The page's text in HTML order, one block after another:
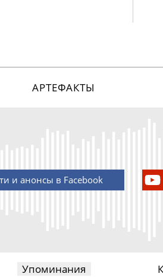
АРТЕФАКТЫ
и анонсы в Facebook
Упоминания